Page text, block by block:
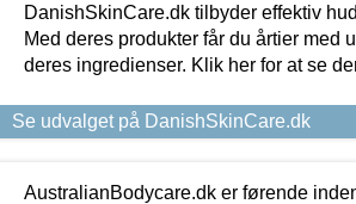
DanishSkinCare.dk tilbyder effektiv
Med deres produkter får du årtier
deres ingredienser. Klik her for at se
Se udvalget på DanishSkinCare.dk
AustralianBodycare.dk er førende